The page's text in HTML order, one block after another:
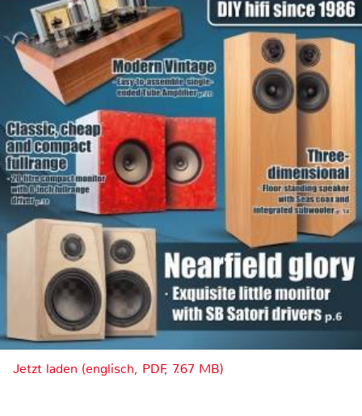
Jetzt laden (englisch, PDF, 7.67 MB)